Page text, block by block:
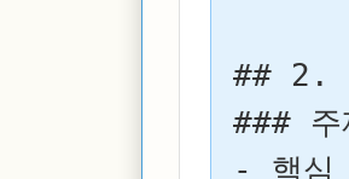
## 2.
###
- 핵심